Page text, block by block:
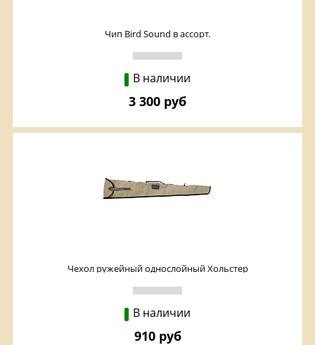
Чип Bird Sound в ассорт.
В наличии
3 300 руб
Чехол ружейный однослойный Хольстер
В наличии
910 руб